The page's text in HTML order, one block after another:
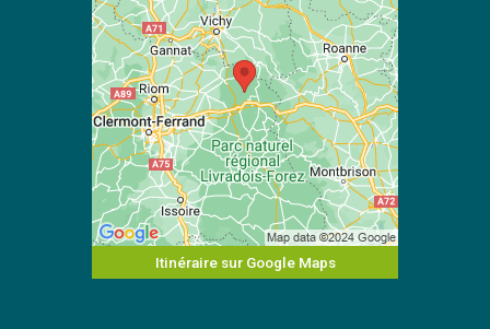
Itinéraire sur Google Maps